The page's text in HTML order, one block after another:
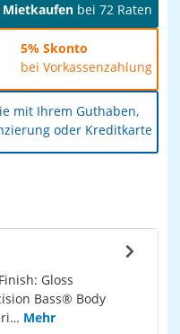
bei 72 Raten
5% Skonto
bei Vorkassenzahlung
mit Ihrem Guthaben,
oder Kreditkarte
Gloss
Bass® Body
Mehr